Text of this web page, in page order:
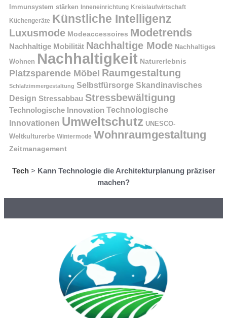
Immunsystem stärken Inneneinrichtung Kreislaufwirtschaft
Küchengeräte Künstliche Intelligenz
Luxusmode Modeaccessoires Modetrends
Nachhaltige Mobilität Nachhaltige Mode Nachhaltiges
Wohnen Nachhaltigkeit Naturerlebnis
Platzsparende Möbel Raumgestaltung
Schlafzimmergestaltung Selbstfürsorge Skandinavisches
Design Stressabbau Stressbewältigung
Technologische Innovation Technologische
Innovationen Umweltschutz UNESCO-
Weltkulturerbe Wintermode Wohnraumgestaltung
Zeitmanagement
Tech> Kann Technologie die Architekturplanung präziser
machen?